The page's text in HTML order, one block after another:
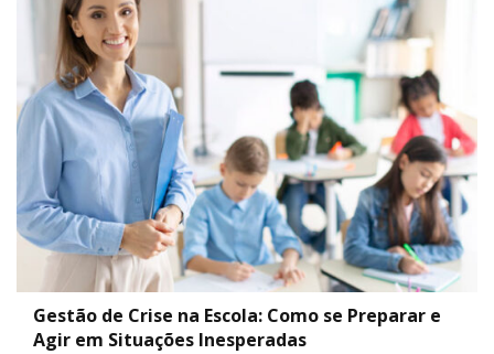
Gestão de Crise na Escola: Como se Preparar e
Agir em Situações Inesperadas